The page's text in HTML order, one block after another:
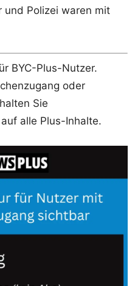
und Polizei waren mit
BYC-Plus-Nutzer.
oder
Sie
alle Plus-Inhalte.